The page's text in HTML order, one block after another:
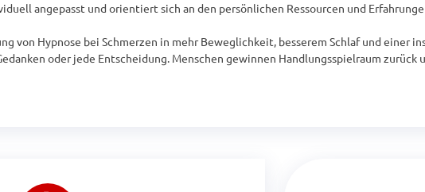
angepasst und orientiert sich an den persönlichen Ressourcen und
von Hypnose bei Schmerzen in mehr Beweglichkeit, besserem Schlaf und einer
oder jede Entscheidung. Menschen gewinnen Handlungsspielraum